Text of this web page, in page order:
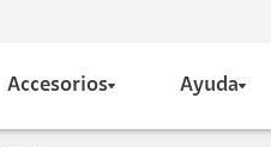
Accesorios Ayuda